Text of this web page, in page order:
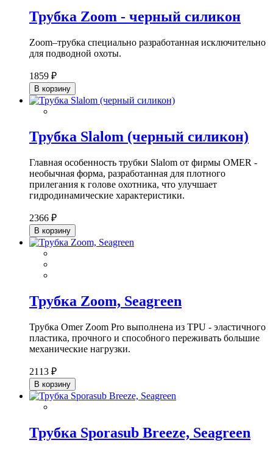
Трубка Zoom - черный силикон
Zoom–трубка специально разработанная исключительно
для подводной охоты.
1859 ₽
В корзину
Трубка Slalom (черный силикон)
Главная особенность трубки Slalom от фирмы OMER -
необычная форма, разработанная для плотного
прилегания к голове охотника, что улучшает
гидродинамические характеристики.
2366 ₽
В корзину
Трубка Zoom, Seagreen
Трубка Omer Zoom Pro выполнена из TPU - эластичного
пластика, прочного и способного переживать большие
механические нагрузки.
2113 ₽
В корзину
Трубка Sporasub Breeze, Seagreen